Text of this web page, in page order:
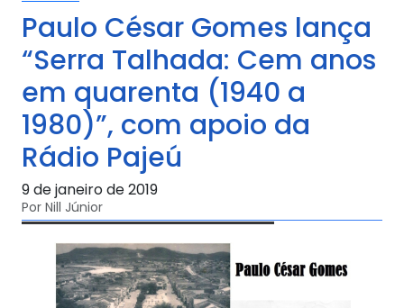
Paulo César Gomes lança
“Serra Talhada: Cem anos
em quarenta (1940 a
1980)”, com apoio da
Rádio Pajeú
9 de janeiro de 2019
Por Nill Júnior